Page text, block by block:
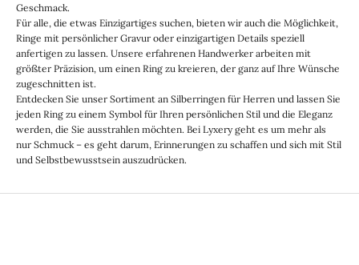
Geschmack.
Für alle, die etwas Einzigartiges suchen, bieten wir auch die Möglichkeit,
Ringe mit persönlicher Gravur oder einzigartigen Details speziell
anfertigen zu lassen. Unsere erfahrenen Handwerker arbeiten mit
größter Präzision, um einen Ring zu kreieren, der ganz auf Ihre Wünsche
zugeschnitten ist.
Entdecken Sie unser Sortiment an Silberringen für Herren und lassen Sie
jeden Ring zu einem Symbol für Ihren persönlichen Stil und die Eleganz
werden, die Sie ausstrahlen möchten. Bei Lyxery geht es um mehr als
nur Schmuck – es geht darum, Erinnerungen zu schaffen und sich mit Stil
und Selbstbewusstsein auszudrücken.